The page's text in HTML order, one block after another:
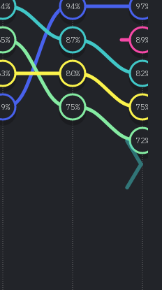
%
94% 97%
%
87%
82%
89%
%
75%
72%
% 80%
75%